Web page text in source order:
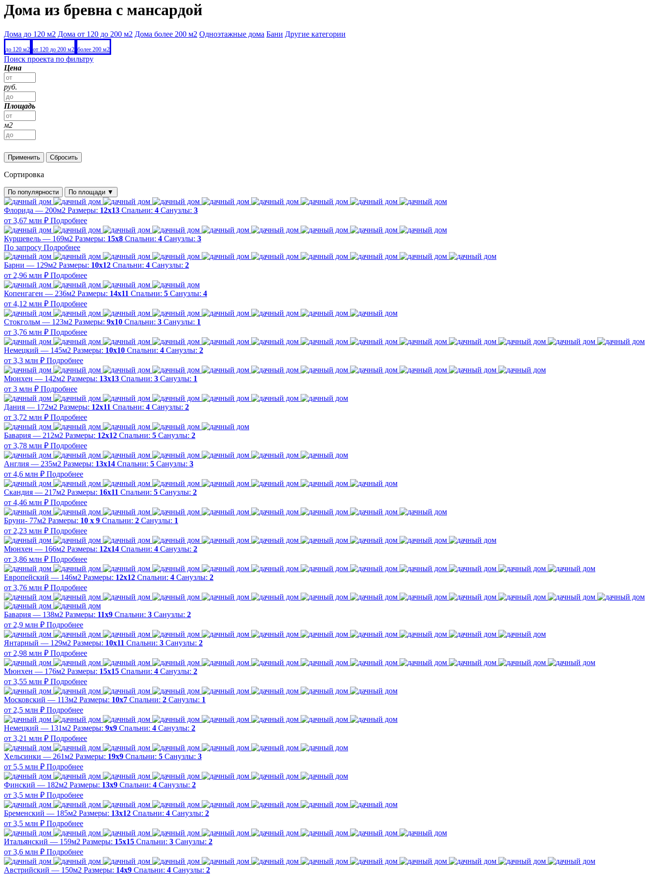
Дома из бревна с мансардой
Дома до 120 м2 Дома от 120 до 200 м2 Дома более 200 м2 Одноэтажные дома Бани Другие категории
до 120 м2 от 120 до 200 м2 более 200 м2
Поиск проекта по фильтру
Цена
руб.
Площадь
м2
Применить Сбросить
Сортировка
По популярности По площади ▼
Флорида — 200м2 Размеры: 12х13 Спальни: 4 Санузлы: 3
от 3,67 млн ₽ Подробнее
Куршевель — 169м2 Размеры: 15х8 Спальни: 4 Санузлы: 3
По запросу Подробнее
Барни — 129м2 Размеры: 10х12 Спальни: 4 Санузлы: 2
от 2,96 млн ₽ Подробнее
Копенгаген — 236м2 Размеры: 14х11 Спальни: 5 Санузлы: 4
от 4,12 млн ₽ Подробнее
Стокгольм — 123м2 Размеры: 9х10 Спальни: 3 Санузлы: 1
от 3,76 млн ₽ Подробнее
Немецкий — 145м2 Размеры: 10х10 Спальни: 4 Санузлы: 2
от 3,3 млн ₽ Подробнее
Мюнхен — 142м2 Размеры: 13х13 Спальни: 3 Санузлы: 1
от 3 млн ₽ Подробнее
Дания — 172м2 Размеры: 12х11 Спальни: 4 Санузлы: 2
от 3,72 млн ₽ Подробнее
Бавария — 212м2 Размеры: 12х12 Спальни: 5 Санузлы: 2
от 3,78 млн ₽ Подробнее
Англия — 235м2 Размеры: 13х14 Спальни: 5 Санузлы: 3
от 4,6 млн ₽ Подробнее
Скандия — 217м2 Размеры: 16х11 Спальни: 5 Санузлы: 2
от 4,46 млн ₽ Подробнее
Бруни- 77м2 Размеры: 10 х 9 Спальни: 2 Санузлы: 1
от 2,23 млн ₽ Подробнее
Мюнхен — 166м2 Размеры: 12х14 Спальни: 4 Санузлы: 2
от 3,86 млн ₽ Подробнее
Европейский — 146м2 Размеры: 12х12 Спальни: 4 Санузлы: 2
от 3,76 млн ₽ Подробнее
Бавария — 138м2 Размеры: 11х9 Спальни: 3 Санузлы: 2
от 2,9 млн ₽ Подробнее
Янтарный — 129м2 Размеры: 10х11 Спальни: 3 Санузлы: 2
от 2,98 млн ₽ Подробнее
Мюнхен — 176м2 Размеры: 15х15 Спальни: 4 Санузлы: 2
от 3,55 млн ₽ Подробнее
Московский — 113м2 Размеры: 10х7 Спальни: 2 Санузлы: 1
от 2,5 млн ₽ Подробнее
Немецкий — 131м2 Размеры: 9х9 Спальни: 4 Санузлы: 2
от 3,21 млн ₽ Подробнее
Хельсинки — 261м2 Размеры: 19х9 Спальни: 5 Санузлы: 3
от 5,5 млн ₽ Подробнее
Финский — 182м2 Размеры: 13х9 Спальни: 4 Санузлы: 2
от 3,5 млн ₽ Подробнее
Бременский — 185м2 Размеры: 13х12 Спальни: 4 Санузлы: 2
от 3,5 млн ₽ Подробнее
Итальянский — 159м2 Размеры: 15х15 Спальни: 3 Санузлы: 2
от 3,6 млн ₽ Подробнее
Австрийский — 150м2 Размеры: 14х9 Спальни: 4 Санузлы: 2